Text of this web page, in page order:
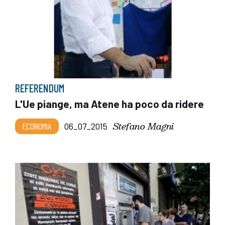
REFERENDUM
L'Ue piange, ma Atene ha poco da ridere
ECONOMIA 06_07_2015 Stefano Magni